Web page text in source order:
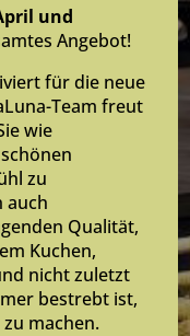
und
Angebot!
für die neue
Team freut
wie
zu
auch
Qualität,
Kuchen,
nicht zuletzt
bestrebt ist,
machen.